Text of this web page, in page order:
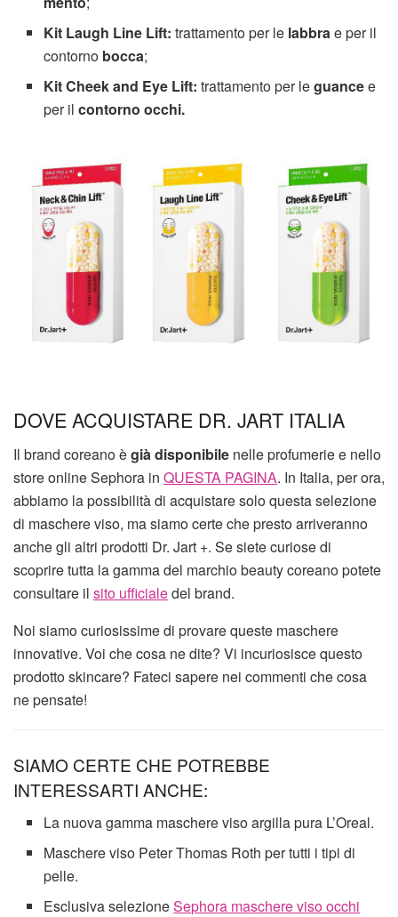
Kit Laugh Line Lift:trattamento per le labbra e per il
contorno bocca;
Kit Cheek and Eye Lift:trattamento per leguancee
per ilcontorno occhi.
DOVE ACQUISTARE DR. JART ITALIA
Il brand coreano ègià disponibile nelle profumerie e nello
store online Sephora in QUESTA PAGINA. In Italia, per ora,
abbiamo la possibilità di acquistare solo questa selezione
di maschere viso, ma siamo certe che presto arriveranno
anche gli altri prodotti Dr. Jart +. Se siete curiose di
scoprire tutta la gamma del marchio beauty coreano potete
consultare il sito ufficialedel brand.
Noi siamo curiosissime di provare queste maschere
innovative. Voi che cosa ne dite? Vi incuriosisce questo
prodotto skincare? Fateci sapere nei commenti che cosa
ne pensate!
SIAMO CERTE CHE POTREBBE
INTERESSARTI ANCHE:
La nuova gamma maschere viso argilla pura L’Oreal.
Maschere viso Peter Thomas Roth per tutti i tipi di
pelle.
Esclusiva selezioneSephora maschere viso occhi